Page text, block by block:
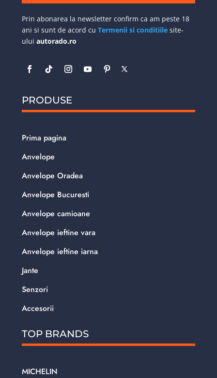
Prin abonarea la newsletter confirm ca am peste 18
ani si sunt de acord cu Termenii si conditiilesite-
ului autorado.ro
PRODUSE
Prima pagina
Anvelope
Anvelope Oradea
Anvelope Bucuresti
Anvelope camioane
Anvelope ieftine vara
Anvelope ieftine iarna
Jante
Senzori
Accesorii
TOP BRANDS
MICHELIN